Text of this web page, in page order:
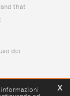
that
dei
x